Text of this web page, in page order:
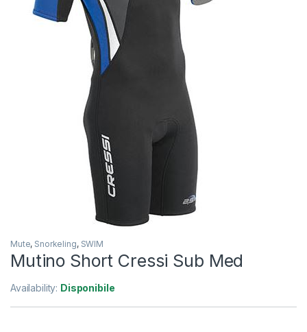
Mute, Snorkeling, SWIM
Mutino Short Cressi Sub Med
Availability: Disponibile